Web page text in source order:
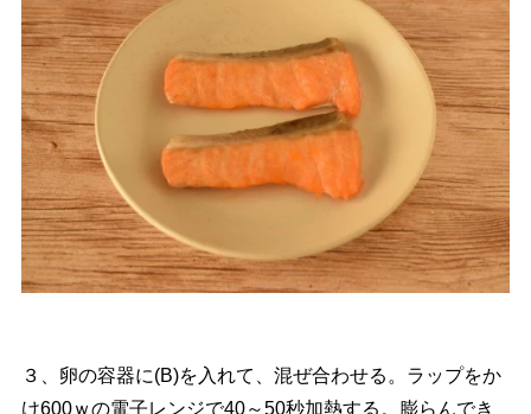
３、卵の容器に(B)を入れて、混ぜ合わせる。ラップをか
け600ｗの電子レンジで40～50秒加熱する。膨らんでき